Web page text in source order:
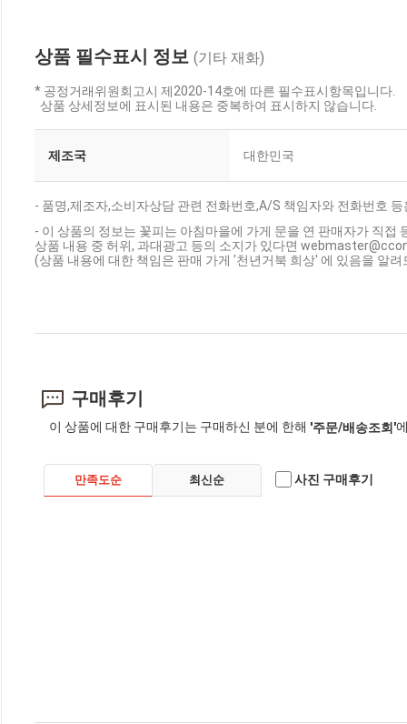
상품 필수표시 정보 (기타 재화)
* 공정거래위원회고시 제2020-14호에 따른 필수표시항목입니다.
상품 상세정보에 표시된 내용은 중복하여 표시하지 않습니다.
제조국 대한민국
- 품명,제조자,소비자상담 관련 전화번호,A/S 책임자와 전화번호
- 이 상품의 정보는 꽃피는 아침마을에 가게 문을 연 판매자가 직접
상품 내용 중 허위, 과대광고 등의 소지가 있다면
(상품 내용에 대한 책임은 판매 가게 '천년거북 희상' 에 있음을 알려
구매후기
이 상품에 대한 구매후기는 구매하신 분에 한해 '주문/배송조회'
만족도순 최신순 사진 구매후기